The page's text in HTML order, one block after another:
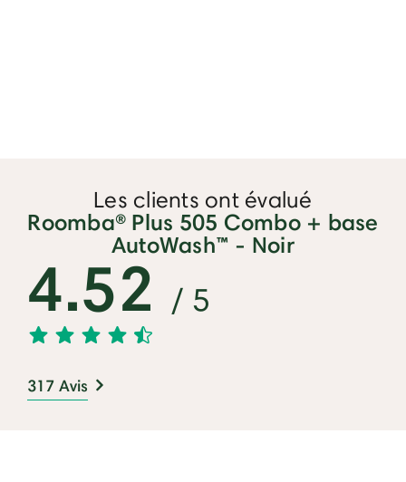
Les clients ont évalué
Roomba® Plus 505 Combo + base
AutoWash™ - Noir
4.52 / 5
317 Avis